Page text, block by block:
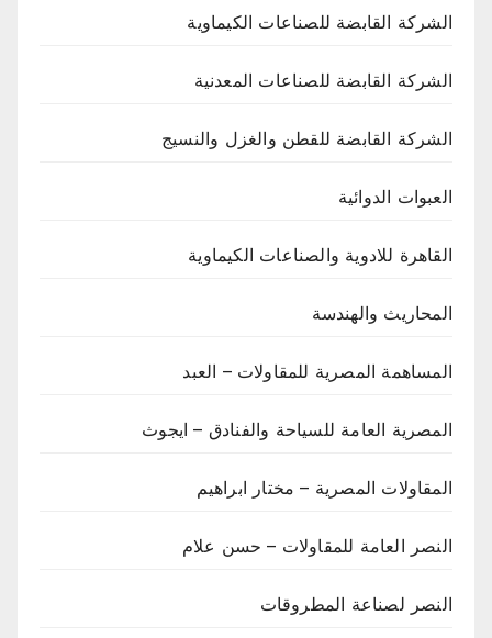
الشركة القابضة للصناعات الكيماوية
الشركة القابضة للصناعات المعدنية
الشركة القابضة للقطن والغزل والنسيج
العبوات الدوائية
القاهرة للادوية والصناعات الكيماوية
المحاريث والهندسة
المساهمة المصرية للمقاولات – العبد
المصرية العامة للسياحة والفنادق – ايجوث
المقاولات المصرية – مختار ابراهيم
النصر العامة للمقاولات – حسن علام
النصر لصناعة المطروقات